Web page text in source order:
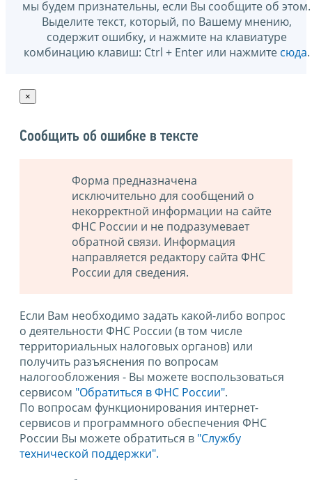
мы будем признательны, если Вы сообщите об этом.
Выделите текст, который, по Вашему мнению,
содержит ошибку, и нажмите на клавиатуре
комбинацию клавиш: Ctrl + Enter или нажмите сюда.
×
Сообщить об ошибке в тексте
Форма предназначена
исключительно для сообщений о
некорректной информации на сайте
ФНС России и не подразумевает
обратной связи. Информация
направляется редактору сайта ФНС
России для сведения.
Если Вам необходимо задать какой-либо вопрос
о деятельности ФНС России (в том числе
территориальных налоговых органов) или
получить разъяснения по вопросам
налогообложения - Вы можете воспользоваться
сервисом "Обратиться в ФНС России".
По вопросам функционирования интернет-
сервисов и программного обеспечения ФНС
России Вы можете обратиться в "Службу
технической поддержки".